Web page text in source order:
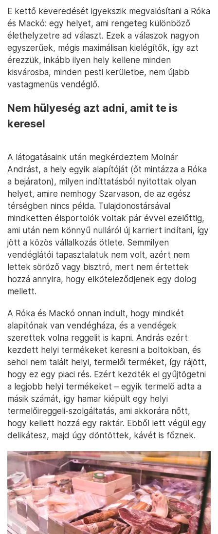
E kettő keveredését igyekszik megvalósítani a Róka
és Mackó: egy helyet, ami rengeteg különböző
élethelyzetre ad választ. Ezek a válaszok nagyon
egyszerűek, mégis maximálisan kielégítők, így azt
érezzük, inkább ilyen hely kellene minden
kisvárosba, minden pesti kerületbe, nem újabb
vastagmenüs vendéglő.
Nem hülyeség azt adni, amit te is
keresel
A látogatásaink után megkérdeztem Molnár
Andrást, a hely egyik alapítóját (őt mintázza a Róka
a bejáraton), milyen indíttatásból nyitottak olyan
helyet, amire nemhogy Szarvason, de az egész
térségben nincs példa. Tulajdonostársával
mindketten élsportolók voltak pár évvel ezelőttig,
ami után nem könnyű nulláról új karriert indítani, így
jött a közös vállalkozás ötlete. Semmilyen
vendéglátói tapasztalatuk nem volt, azért nem
lettek söröző vagy bisztró, mert nem értettek
hozzá annyira, hogy elköteleződjenek egy dolog
mellett.
A Róka és Mackó onnan indult, hogy mindkét
alapítónak van vendégháza, és a vendégek
szerettek volna reggelit is kapni. András ezért
kezdett helyi termékeket keresni a boltokban, és
sehol nem talált helyi, termelői terméket, így rájött,
hogy ez egy piaci rés. Ezért kezdték el gyűjtögetni
a legjobb helyi termékeket – egyik termelő adta a
másik számát, így hamar kiépült egy helyi
termelőireggeli-szolgáltatás, ami akkorára nőtt,
hogy kellett hozzá egy raktár. Ebből lett végül egy
delikátesz, majd úgy döntöttek, kávét is főznek.